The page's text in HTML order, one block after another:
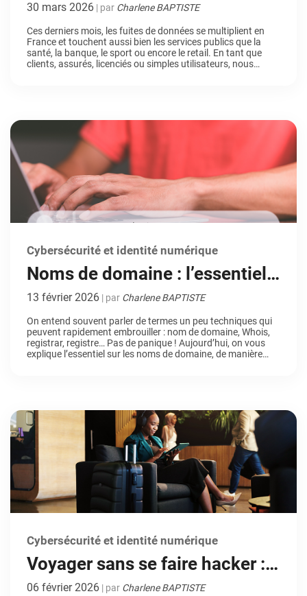
données : comprendre les
risques et adopter les bons
réflexes pour rester en sécurité
30 mars 2026 | par Charlene BAPTISTE
Ces derniers mois, les fuites de données se multiplient en
France et touchent aussi bien les services publics que la
santé, la banque, le sport ou encore le retail. En tant que
clients, assurés, licenciés ou simples utilisateurs, nous
Cybersécurité et identité numérique
Noms de domaine : l’essentiel,
sans prise de tête
13 février 2026 | par Charlene BAPTISTE
On entend souvent parler de termes un peu techniques qui
peuvent rapidement embrouiller : nom de domaine, Whois,
registrar, registre… Pas de panique ! Aujourd’hui, on vous
explique l’essentiel sur les noms de domaine, de manière
Cybersécurité et identité numérique
Voyager sans se faire hacker :
tout ce qu’il faut savoir
06 février 2026 | par Charlene BAPTISTE